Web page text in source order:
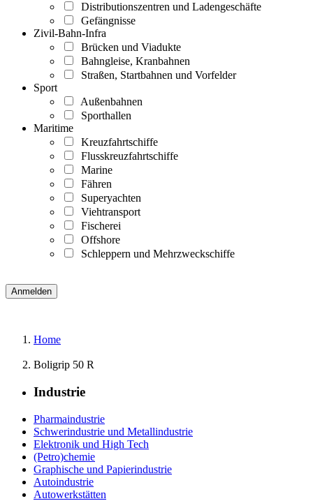
Distributionszentren und Ladengeschäfte
Gefängnisse
Zivil-Bahn-Infra
Brücken und Viadukte
Bahngleise, Kranbahnen
Straßen, Startbahnen und Vorfelder
Sport
Außenbahnen
Sporthallen
Maritime
Kreuzfahrtschiffe
Flusskreuzfahrtschiffe
Marine
Fähren
Superyachten
Viehtransport
Fischerei
Offshore
Schleppern und Mehrzweckschiffe
Home
Boligrip 50 R
Industrie
Pharmaindustrie
Schwerindustrie und Metallindustrie
Elektronik und High Tech
(Petro)chemie
Graphische und Papierindustrie
Autoindustrie
Autowerkstätten